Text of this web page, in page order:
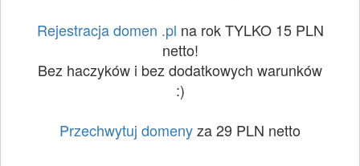
Rejestracja domen .pl na rok TYLKO 15 PLN
netto!
Bez haczyków i bez dodatkowych warunków
:)
Przechwytuj domenyza 29 PLN netto